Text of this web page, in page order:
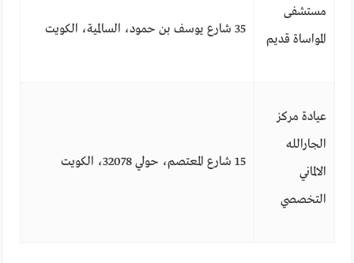
مستشفى
المواساة قديم
35 شارع يوسف بن حمود، السالمية، الكويت
عيادة مركز
الجارالله
الالماني
التخصصي
15 شارع المعتصم، حولي 32078، الكويت